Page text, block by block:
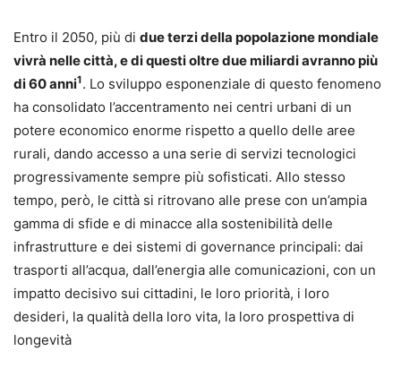
Entro il 2050, più di due terzi della popolazione mondiale
vivrà nelle città, e di questi oltre due miliardi avranno più
di 60 anni1. Lo sviluppo esponenziale di questo fenomeno
ha consolidato l’accentramento nei centri urbani di un
potere economico enorme rispetto a quello delle aree
rurali, dando accesso a una serie di servizi tecnologici
progressivamente sempre più sofisticati. Allo stesso
tempo, però, le città si ritrovano alle prese con un’ampia
gamma di sfide e di minacce alla sostenibilità delle
infrastrutture e dei sistemi di governance principali: dai
trasporti all’acqua, dall’energia alle comunicazioni, con un
impatto decisivo sui cittadini, le loro priorità, i loro
desideri, la qualità della loro vita, la loro prospettiva di
longevità